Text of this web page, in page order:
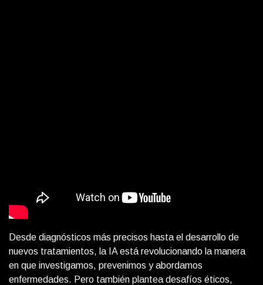
Desde diagnósticos más precisos hasta el desarrollo de
nuevos tratamientos, la IA está revolucionando la manera
en que investigamos, prevenimos y abordamos
enfermedades. Pero también plantea desafíos éticos,